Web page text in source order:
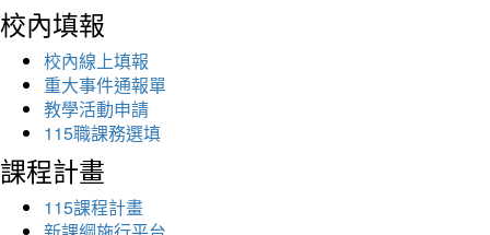
校內填報
校內線上填報
重大事件通報單
教學活動申請
115職課務選填
課程計畫
115課程計畫